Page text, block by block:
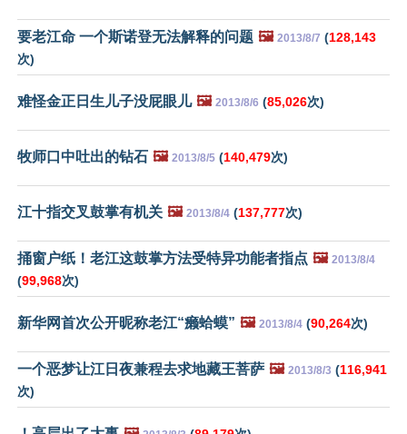
要老江命 一个斯诺登无法解释的问题 🖼️ 2013/8/7 (128,143
次)
难怪金正日生儿子没屁眼儿 🖼️ 2013/8/6 (85,026次)
牧师口中吐出的钻石 🖼️ 2013/8/5 (140,479次)
江十指交叉鼓掌有机关 🖼️ 2013/8/4 (137,777次)
捅窗户纸！老江这鼓掌方法受特异功能者指点 🖼️ 2013/8/4
(99,968次)
新华网首次公开昵称老江“癞蛤蟆” 🖼️ 2013/8/4 (90,264次)
一个恶梦让江日夜兼程去求地藏王菩萨 🖼️ 2013/8/3 (116,941
次)